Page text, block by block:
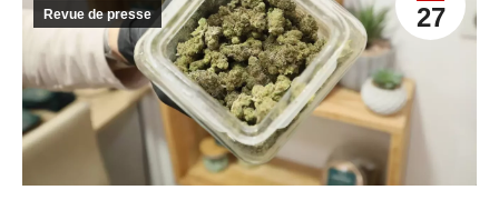
27
Revue de presse